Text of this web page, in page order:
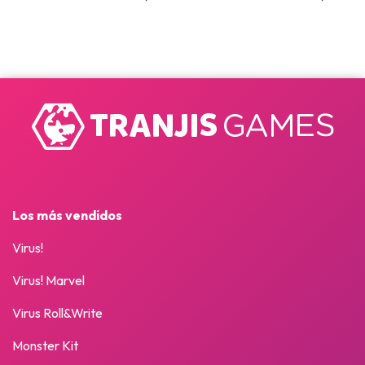
Los más vendidos
Virus!
Virus! Marvel
Virus Roll&Write
Monster Kit